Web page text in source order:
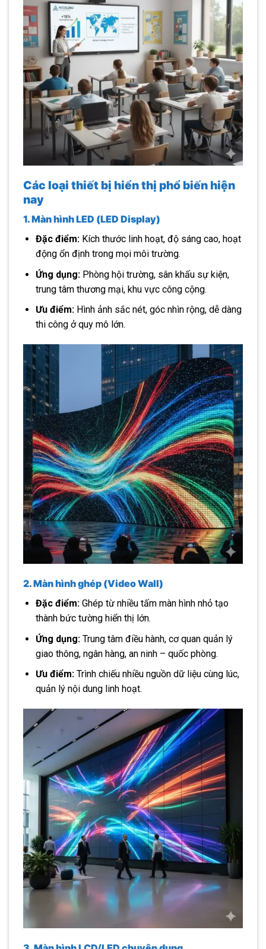
Các loại thiết bị hiển thị phổ biến hiện
nay
1. Màn hình LED (LED Display)
Đặc điểm:Kích thước linh hoạt, độ sáng cao, hoạt
động ổn định trong mọi môi trường.
Ứng dụng:Phòng hội trường, sân khấu sự kiện,
trung tâm thương mại, khu vực công cộng.
Ưu điểm:Hình ảnh sắc nét, góc nhìn rộng, dễ dàng
thi công ở quy mô lớn.
2. Màn hình ghép (Video Wall)
Đặc điểm:Ghép từ nhiều tấm màn hình nhỏ tạo
thành bức tường hiển thị lớn.
Ứng dụng:Trung tâm điều hành, cơ quan quản lý
giao thông, ngân hàng, an ninh – quốc phòng.
Ưu điểm:Trình chiếu nhiều nguồn dữ liệu cùng lúc,
quản lý nội dung linh hoạt.